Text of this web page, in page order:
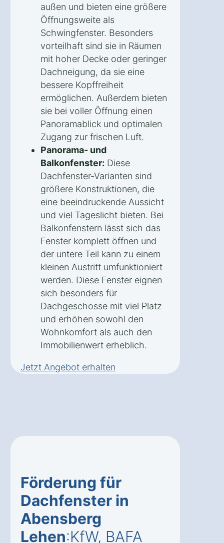
außen und bieten eine größere
Öffnungsweite als
Schwingfenster. Besonders
vorteilhaft sind sie in Räumen
mit hoher Decke oder geringer
Dachneigung, da sie eine
bessere Kopffreiheit
ermöglichen. Außerdem bieten
sie bei voller Öffnung einen
Panoramablick und optimalen
Zugang zur frischen Luft.
Panorama- und
Balkonfenster: Diese
Dachfenster-Varianten sind
größere Konstruktionen, die
eine beeindruckende Aussicht
und viel Tageslicht bieten. Bei
Balkonfenstern lässt sich das
Fenster komplett öffnen und
der untere Teil kann zu einem
kleinen Austritt umfunktioniert
werden. Diese Fenster eignen
sich besonders für
Dachgeschosse mit viel Platz
und erhöhen sowohl den
Wohnkomfort als auch den
Immobilienwert erheblich.
Jetzt Angebot erhalten
Förderung für
Dachfenster in
Abensberg
Lehen:KfW, BAFA